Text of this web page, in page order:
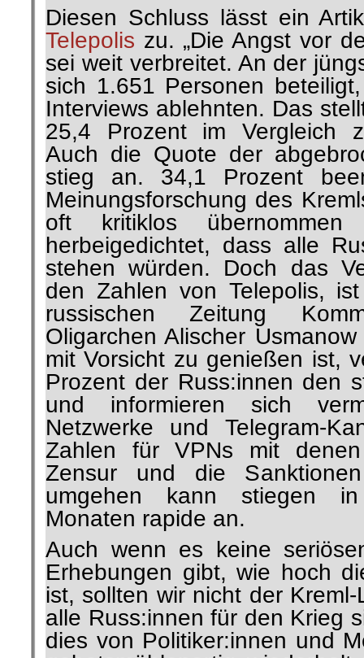
Diesen Schluss lässt ein
Telepolis zu. „Die Angst vor
sei weit verbreitet. An der
sich 1.651 Personen
Interviews ablehnten. Das
25,4 Prozent im Vergleich
Auch die Quote der
stieg an. 34,1 Prozent
Meinungsforschung des
oft kritiklos
herbeigedichtet, dass alle
stehen würden. Doch das
den Zahlen von Telepolis,
russischen Zeitung
Oligarchen Alischer
mit Vorsicht zu genießen ist,
Prozent der Russ:innen den
und informieren sich
Netzwerke und Telegram-
Zahlen für VPNs mit
Zensur und die
umgehen kann stiegen
Monaten rapide an.
Auch wenn es keine
Erhebungen gibt, wie hoch
ist, sollten wir nicht der
alle Russ:innen für den Krieg
dies von Politiker:innen und